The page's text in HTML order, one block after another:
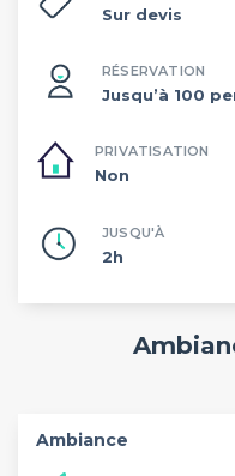
Sur devis
RÉSERVATION
Jusqu’à 100
PRIVATISATION
Non
JUSQU'À
2h
Ambiance